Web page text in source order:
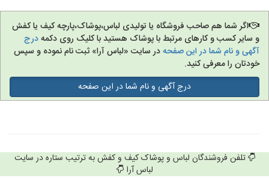
اگر شما هم صاحب فروشگاه یا تولیدی لباس،پوشاک،پارچه کیف یا کفش
و سایر کسب و کارهای مرتبط با پوشاک هستید با کلیک روی دکمهدرج
آگهی و نام شما در این صفحهدر سایت «لباس آرا» ثبت نام نموده و سپس
خودتان را معرفی کنید.
درج آگهی و نام شما در این صفحه
تلفن فروشندگان لباس و پوشاک کیف و کفش به ترتیب ستاره در سایت
لباس آرا